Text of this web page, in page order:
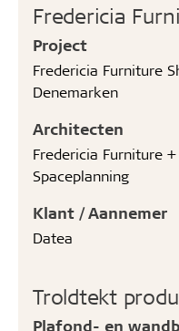
Fredericia
Project
Fredericia Furniture
Denemarken
Architecten
Fredericia Furniture
Spaceplanning
Klant / Aannemer
Datea
Troldtekt
Plafond- en